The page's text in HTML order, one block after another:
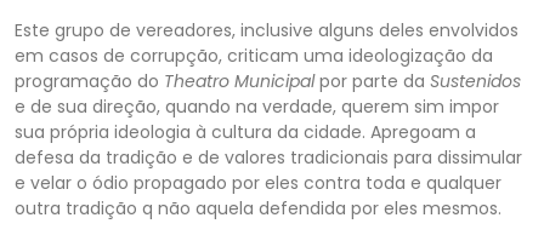
Este grupo de vereadores, inclusive alguns deles envolvidos
em casos de corrupção, criticam uma ideologização da
programação do Theatro Municipalpor parte da Sustenidos
e de sua direção, quando na verdade, querem sim impor
sua própria ideologia à cultura da cidade. Apregoam a
defesa da tradição e de valores tradicionais para dissimular
e velar o ódio propagado por eles contra toda e qualquer
outra tradição q não aquela defendida por eles mesmos.